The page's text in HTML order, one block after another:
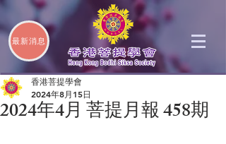
最新消息
2024年4月 菩提月報 458期
香港菩提學會
2024年8月15日